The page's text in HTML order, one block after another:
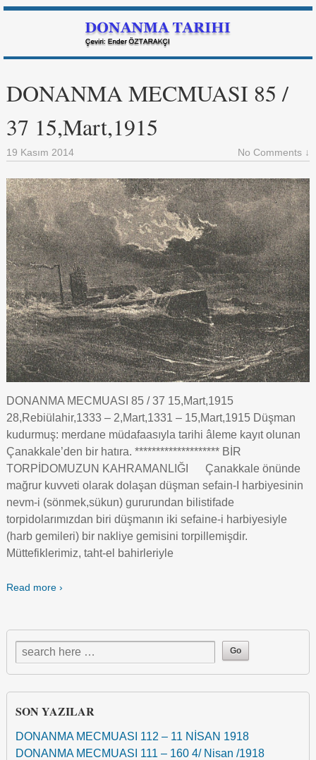
DONANMA MECMUASI 85 /
37 15,Mart,1915
19 Kasım 2014 No Comments ↓
DONANMA MECMUASI 85 / 37 15,Mart,1915
28,Rebiülahir,1333 – 2,Mart,1331 – 15,Mart,1915 Düşman
kudurmuş: merdane müdafaasıyla tarihi âleme kayıt olunan
Çanakkale’den bir hatıra. ******************** BİR
TORPİDOMUZUN KAHRAMANLIĞI Çanakkale önünde
mağrur kuvveti olarak dolaşan düşman sefain-I harbiyesinin
nevm-i (sönmek,sükun) gururundan bilistifade
torpidolarımızdan biri düşmanın iki sefaine-i harbiyesiyle
(harb gemileri) bir nakliye gemisini torpillemişdir.
Müttefiklerimiz, taht-el bahirleriyle
Read more ›
SON YAZILAR
DONANMA MECMUASI 112 – 11 NİSAN 1918
DONANMA MECMUASI 111 – 160 4/ Nisan /1918